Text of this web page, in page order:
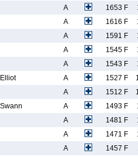
A 1653 F
A 1616 F
A 1591 F
A 1545 F
A 1543 F
A 1527 F
A 1512 F
A 1493 F
A 1481 F
A 1471 F
A 1457 F